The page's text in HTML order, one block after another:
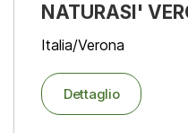
NATURASI'
Italia/Verona
Dettaglio